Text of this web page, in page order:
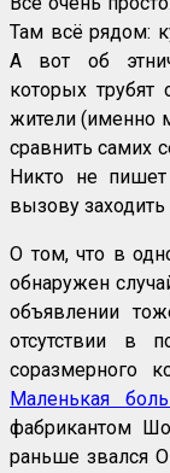
Там всё рядом:
А вот об
которых
жители (именно
сравнить самих
Никто не
вызову
О том, что в
обнаружен
объявлении
отсутствии в
соразмерного
Маленькая
фабрикантом
раньше звался